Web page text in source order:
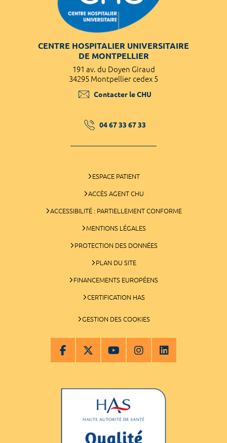
CENTRE HOSPITALIER UNIVERSITAIRE
DE MONTPELLIER
191 av. du Doyen Giraud
34295 Montpellier cedex 5
Contacter le CHU
04 67 33 67 33
ESPACE PATIENT
ACCÈS AGENT CHU
ACCESSIBILITÉ : PARTIELLEMENT CONFORME
MENTIONS LÉGALES
PROTECTION DES DONNÉES
PLAN DU SITE
FINANCEMENTS EUROPÉENS
CERTIFICATION HAS
GESTION DES COOKIES